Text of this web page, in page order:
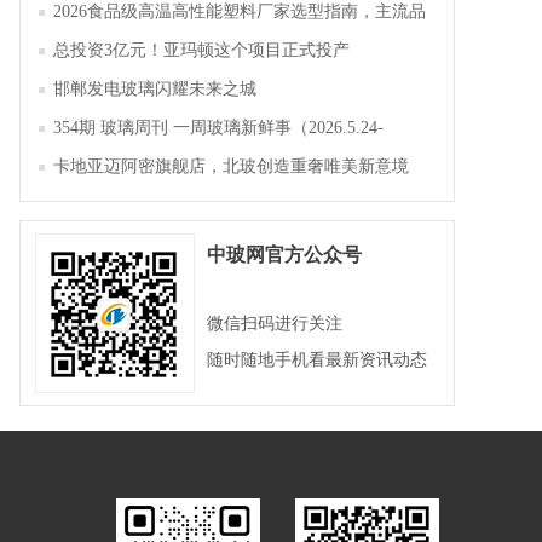
2026食品级高温高性能塑料厂家选型指南，主流品
牌全面解析评测
总投资3亿元！亚玛顿这个项目正式投产
邯郸发电玻璃闪耀未来之城
354期 玻璃周刊 一周玻璃新鲜事（2026.5.24-
2026.5.30）
卡地亚迈阿密旗舰店，北玻创造重奢唯美新意境
中玻网官方公众号
微信扫码进行关注
随时随地手机看最新资讯动态